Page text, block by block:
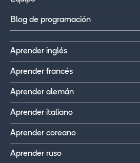
Aprender inglés
Aprender francés
Aprender alemán
Aprender italiano
Aprender coreano
Aprender ruso
Blog de programación